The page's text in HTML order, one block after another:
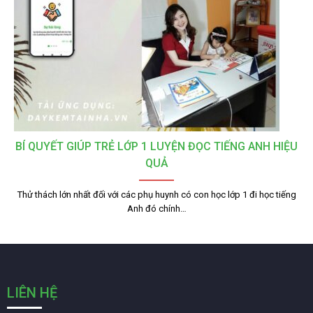
BÍ QUYẾT GIÚP TRẺ LỚP 1 LUYỆN ĐỌC TIẾNG ANH HIỆU
QUẢ
Thử thách lớn nhất đối với các phụ huynh có con học lớp 1 đi học tiếng
Anh đó chính…
LIÊN HỆ